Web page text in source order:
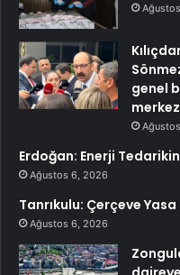
genel
Erdoğan: Enerji
Ağustos 6, 2026
Tanrıkulu: Çerçeve
Ağustos 6, 2026